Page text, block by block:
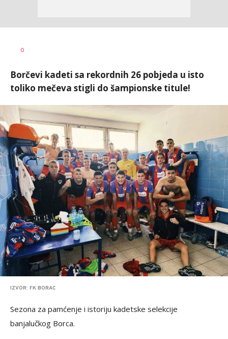
AUTOR
0
Borčevi kadeti sa rekordnih 26 pobjeda u isto
toliko mečeva stigli do šampionske titule!
IZVOR: FK BORAC
Sezona za pamćenje i istoriju kadetske selekcije
banjalučkog Borca.